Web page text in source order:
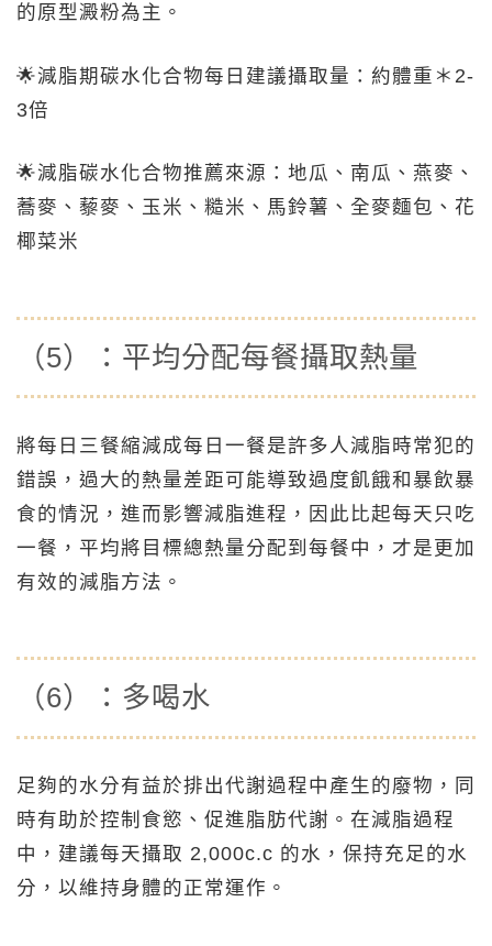
的原型澱粉為主。
🌟減脂期碳水化合物每日建議攝取量：約體重＊2-
3倍
🌟減脂碳水化合物推薦來源：地瓜、南瓜、燕麥、
蕎麥、藜麥、玉米、糙米、馬鈴薯、全麥麵包、花
椰菜米
（5）：平均分配每餐攝取熱量
將每日三餐縮減成每日一餐是許多人減脂時常犯的
錯誤，過大的熱量差距可能導致過度飢餓和暴飲暴
食的情況，進而影響減脂進程，因此比起每天只吃
一餐，平均將目標總熱量分配到每餐中，才是更加
有效的減脂方法。
（6）：多喝水
足夠的水分有益於排出代謝過程中產生的廢物，同
時有助於控制食慾、促進脂肪代謝。在減脂過程
中，建議每天攝取 2,000c.c 的水，保持充足的水
分，以維持身體的正常運作。